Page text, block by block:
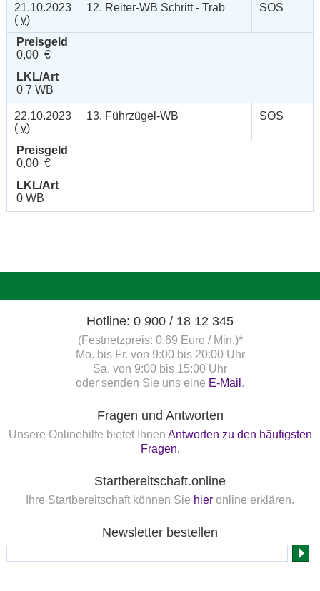
21.10.2023
( v)
12. Reiter-WB Schritt - Trab SOS
Preisgeld
0,00 €
LKL/Art
0 7 WB
22.10.2023
( v)
13. Führzügel-WB SOS
Preisgeld
0,00 €
LKL/Art
0 WB
Hotline: 0 900 / 18 12 345
(Festnetzpreis: 0,69 Euro / Min.)*
Mo. bis Fr. von 9:00 bis 20:00 Uhr
Sa. von 9:00 bis 15:00 Uhr
oder senden Sie uns eine E-Mail .
Fragen und Antworten
Unsere Onlinehilfe bietet Ihnen Antworten zu den häufigsten
Fragen.
Startbereitschaft.online
Ihre Startbereitschaft können Sie hier online erklären.
Newsletter bestellen